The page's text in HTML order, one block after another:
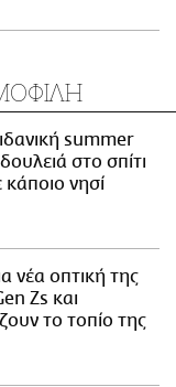
summer
στο σπίτι
κάποιο νησί
νέα οπτική της
Zs και
το τοπίο της